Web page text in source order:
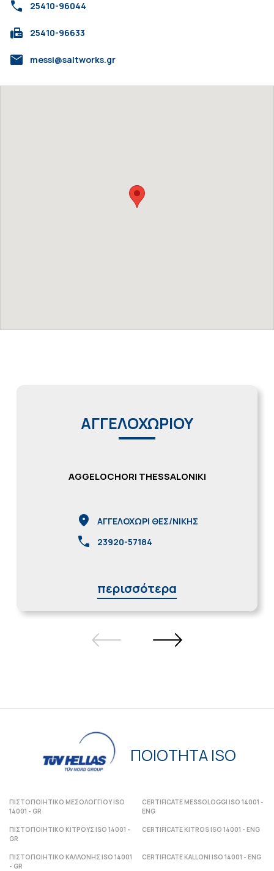
call 25410-96044
fax 25410-96633
mail messi@saltworks.gr
ΑΓΓΕΛΟΧΩΡΙΟΥ
AGGELOCHORI THESSALONIKI
location_on ΑΓΓΕΛΟΧΩΡΙ ΘΕΣ/ΝΙΚΗΣ
call 23920-57184
περισσότερα
ΠΟΙΟΤΗΤΑ ISO
ΠΙΣΤΟΠΟΙΗΤΙΚΟ ΜΕΣΟΛΟΓΓΙΟΥ ISO
14001 - GR
CERTIFICATE MESSOLOGGI ISO 14001 -
ENG
ΠΙΣΤΟΠΟΙΗΤΙΚΟ ΚΙΤΡΟΥΣ ISO 14001 -
GR
CERTIFICATE KITROS ISO 14001 - ENG
ΠΙΣΤΟΠΟΙΗΤΙΚΟ ΚΑΛΛΟΝΗΣ ISO 14001
- GR
CERTIFICATE KALLONI ISO 14001 - ENG